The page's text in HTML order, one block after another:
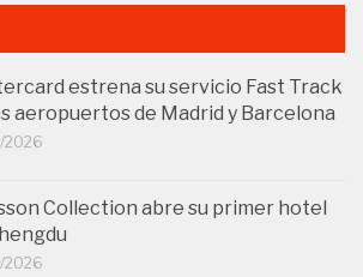
estrena su servicio Fast Track
aeropuertos de Madrid y Barcelona
2026
Collection abre su primer hotel
2026